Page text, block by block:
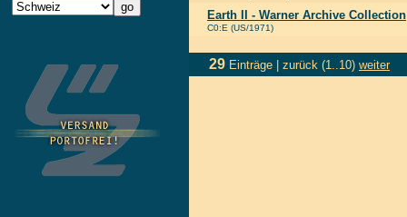
Earth II - Warner Archive Collection
C0:E (US/1971)
29 Einträge | zurück (1..10) weiter